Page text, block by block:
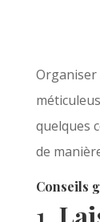
quelques
de
Conseils